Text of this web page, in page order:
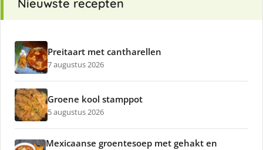
Nieuwste recepten
Preitaart met cantharellen
7 augustus 2026
Groene kool stamppot
5 augustus 2026
Mexicaanse groentesoep met gehakt en